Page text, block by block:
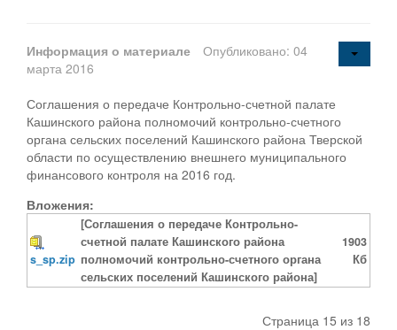
Информация о материале
Опубликовано: 04
марта 2016
Соглашения о передаче Контрольно-счетной палате
Кашинского района полномочий контрольно-счетного
органа сельских поселений Кашинского района Тверской
области по осуществлению внешнего муниципального
финансового контроля на 2016 год.
Вложения:
s_sp.zip
[Соглашения о передаче Контрольно-
счетной палате Кашинского района
полномочий контрольно-счетного органа
сельских поселений Кашинского района]
1903
Кб
Страница 15 из 18